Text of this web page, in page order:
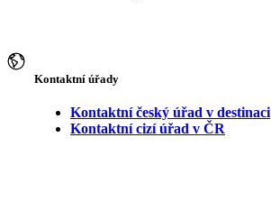
Kontaktní úřady
Kontaktní český úřad v destinaci
Kontaktní cizí úřad v ČR